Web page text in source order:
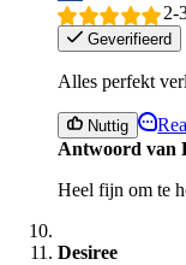
2-
Geverifieerd
Alles perfekt
Nuttig
Antwoord van
Heel fijn om te
Desiree